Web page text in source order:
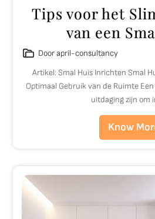
Tips voor het
van een
Door april-consultancy
Artikel: Smal Huis Inrichten Smal
Optimaal Gebruik van de Ruimte
uitdaging zijn om
Know